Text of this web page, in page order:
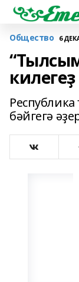
Общество 6
килегеҙ
бәйгегә